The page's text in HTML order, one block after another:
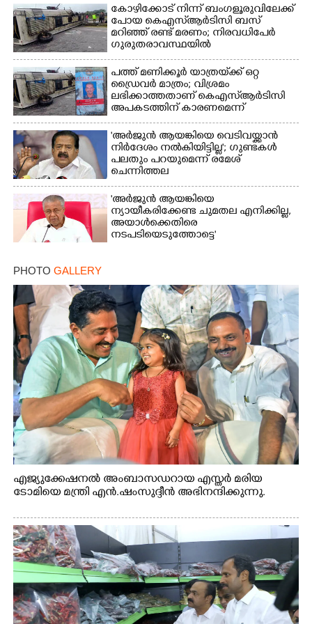
കോഴിക്കോട് നിന്ന് ബംഗളൂരുവിലേക്ക്
പോയ കെഎസ്‌ആർടിസി ബസ്
മറിഞ്ഞ് രണ്ട് മരണം; നിരവധിപേർ
ഗുരുതരാവസ്ഥയിൽ
പത്ത് മണിക്കൂർ യാത്രയ്‌ക്ക് ഒറ്റ
ഡ്രൈവർ മാത്രം; വിശ്രമം
ലഭിക്കാത്തതാണ് കെഎസ്‌ആർടിസി
അപകടത്തിന് കാരണമെന്ന്
വിമർശനം
'അർജുൻ ആയങ്കിയെ വെടിവയ്ക്കാൻ
നിർദേശം നൽകിയിട്ടില്ല'; ഗുണ്ടകൾ
പലതും പറയുമെന്ന് രമേശ്
ചെന്നിത്തല
'അർജുൻ ആയങ്കിയെ
ന്യായീകരിക്കേണ്ട ചുമതല എനിക്കില്ല,
അയാൾക്കെതിരെ
നടപടിയെടുത്തോട്ടെ'
PHOTO GALLERY
എജ്യുക്കേഷനൽ അംബാസഡറായ എസ്തർ മരിയ
ടോമിയെ മന്ത്രി എൻ.ഷംസുദ്ദീൻ അഭിനന്ദിക്കുന്നു.